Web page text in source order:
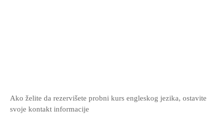
Ako želite da rezervišete probni kurs engleskog jezika, ostavite
svoje kontakt informacije